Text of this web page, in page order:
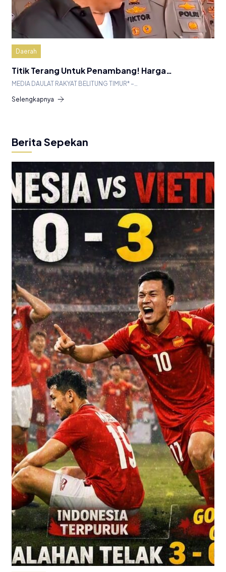
Daerah
Titik Terang Untuk Penambang! Harga…
MEDIA DAULAT RAKYAT BELITUNG TIMUR* –…
Selengkapnya
Berita Sepekan